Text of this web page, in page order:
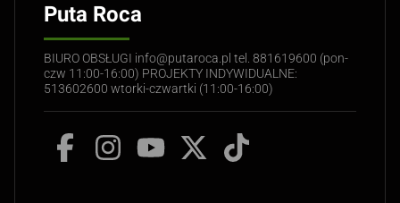
Puta Roca
BIURO OBSŁUGI info@putaroca.pl tel. 881619600 (pon-
czw 11:00-16:00) PROJEKTY INDYWIDUALNE:
513602600 wtorki-czwartki (11:00-16:00)